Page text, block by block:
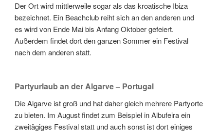
Der Ort wird mittlerweile sogar als das kroatische Ibiza
bezeichnet. Ein Beachclub reiht sich an den anderen und
es wird von Ende Mai bis Anfang Oktober gefeiert.
Außerdem findet dort den ganzen Sommer ein Festival
nach dem anderen statt.
Partyurlaub an der Algarve – Portugal
Die Algarve ist groß und hat daher gleich mehrere Partyorte
zu bieten. Im August findet zum Beispiel in Albufeira ein
zweitägiges Festival statt und auch sonst ist dort einiges